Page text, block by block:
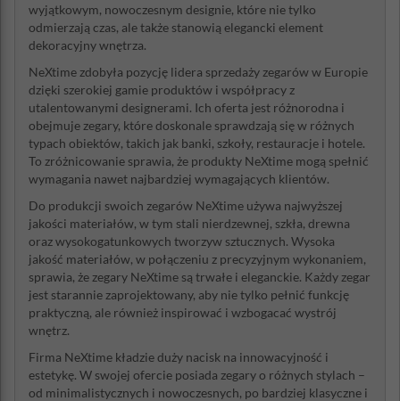
wyjątkowym, nowoczesnym designie, które nie tylko
odmierzają czas, ale także stanowią elegancki element
dekoracyjny wnętrza.
NeXtime zdobyła pozycję lidera sprzedaży zegarów w Europie
dzięki szerokiej gamie produktów i współpracy z
utalentowanymi designerami. Ich oferta jest różnorodna i
obejmuje zegary, które doskonale sprawdzają się w różnych
typach obiektów, takich jak banki, szkoły, restauracje i hotele.
To zróżnicowanie sprawia, że produkty NeXtime mogą spełnić
wymagania nawet najbardziej wymagających klientów.
Do produkcji swoich zegarów NeXtime używa najwyższej
jakości materiałów, w tym stali nierdzewnej, szkła, drewna
oraz wysokogatunkowych tworzyw sztucznych. Wysoka
jakość materiałów, w połączeniu z precyzyjnym wykonaniem,
sprawia, że zegary NeXtime są trwałe i eleganckie. Każdy zegar
jest starannie zaprojektowany, aby nie tylko pełnić funkcję
praktyczną, ale również inspirować i wzbogacać wystrój
wnętrz.
Firma NeXtime kładzie duży nacisk na innowacyjność i
estetykę. W swojej ofercie posiada zegary o różnych stylach –
od minimalistycznych i nowoczesnych, po bardziej klasyczne i